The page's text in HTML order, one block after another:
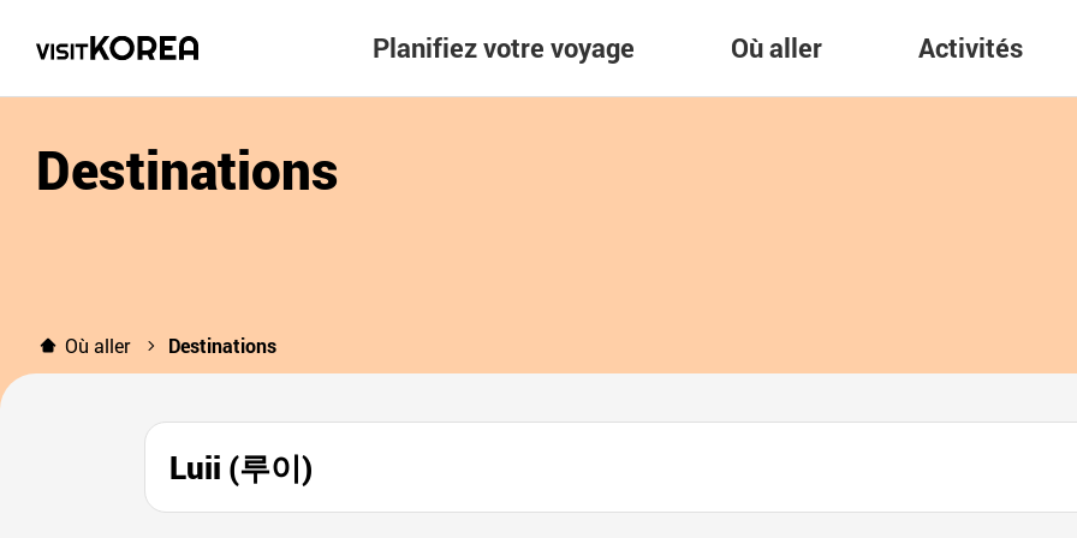
Planifiez votre voyage Où aller Activités
Destinations
Où aller Destinations
Luii (루이)